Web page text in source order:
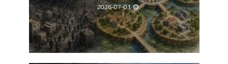
2026-07-01